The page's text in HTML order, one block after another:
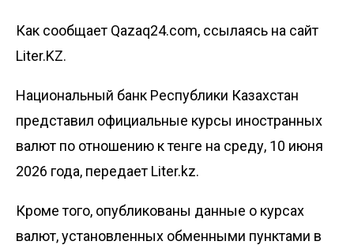
Как сообщает Qazaq24.com, ссылаясь на сайт
Liter.KZ.
Национальный банк Республики Казахстан
представил официальные курсы иностранных
валют по отношению к тенге на среду, 10 июня
2026 года, передает Liter.kz.
Кроме того, опубликованы данные о курсах
валют, установленных обменными пунктами в